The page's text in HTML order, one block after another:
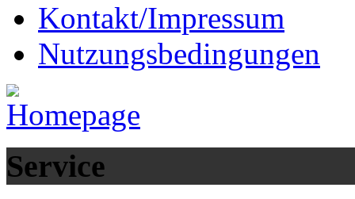
Kontakt/Impressum
Nutzungsbedingungen
Service